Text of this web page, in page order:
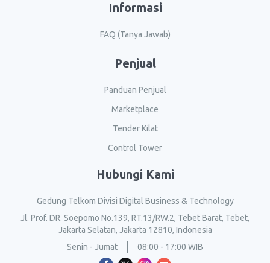
Informasi
FAQ (Tanya Jawab)
Penjual
Panduan Penjual
Marketplace
Tender Kilat
Control Tower
Hubungi Kami
Gedung Telkom Divisi Digital Business & Technology
Jl. Prof. DR. Soepomo No.139, RT.13/RW.2, Tebet Barat, Tebet,
Jakarta Selatan, Jakarta 12810, Indonesia
Senin - Jumat
08:00 - 17:00 WIB